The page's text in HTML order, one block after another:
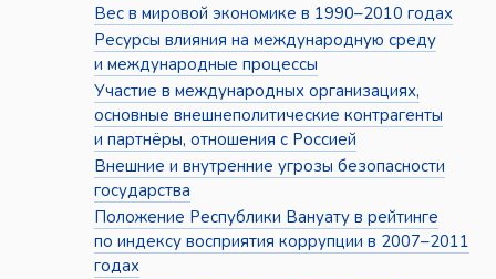
Вес в мировой экономике в 1990–2010 годах
Ресурсы влияния на международную среду
и международные процессы
Участие в международных организациях,
основные внешнеполитические контрагенты
и партнёры, отношения с Россией
Внешние и внутренние угрозы безопасности
государства
Положение Республики Вануату в рейтинге
по индексу восприятия коррупции в 2007–2011
годах